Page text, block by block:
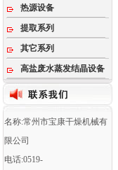
热源设备
提取系列
其它系列
高盐废水蒸发结晶设备
名称:常州市宝康干燥机械有
限公司
电话:0519-